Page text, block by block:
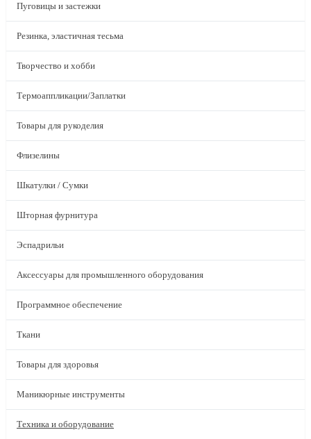
Пуговицы и застежки
Резинка, эластичная тесьма
Творчество и хобби
Термоаппликации/Заплатки
Товары для рукоделия
Флизелины
Шкатулки / Сумки
Шторная фурнитура
Эспадрильи
Аксессуары для промышленного оборудования
Программное обеспечение
Ткани
Товары для здоровья
Маникюрные инструменты
Техника и оборудование